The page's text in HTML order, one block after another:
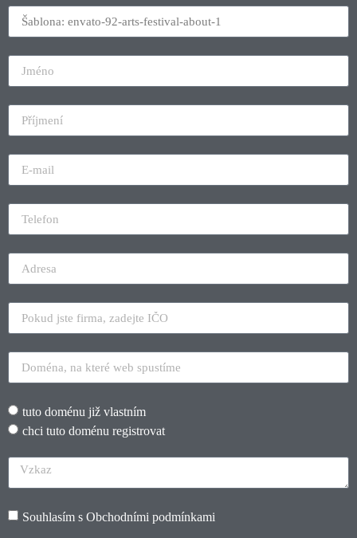
tuto doménu již vlastním
chci tuto doménu registrovat
Souhlasím s Obchodními podmínkami